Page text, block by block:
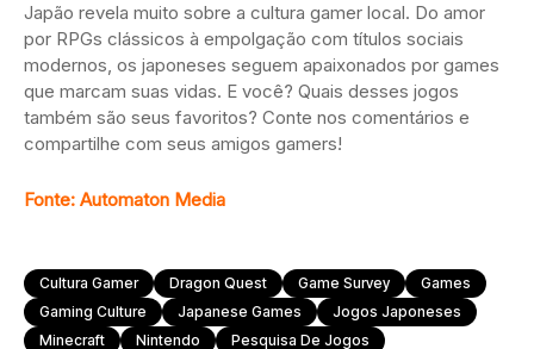
Japão revela muito sobre a cultura gamer local. Do amor
por RPGs clássicos à empolgação com títulos sociais
modernos, os japoneses seguem apaixonados por games
que marcam suas vidas. E você? Quais desses jogos
também são seus favoritos? Conte nos comentários e
compartilhe com seus amigos gamers!
Fonte: Automaton Media
Cultura Gamer Dragon Quest Game Survey
Games
Gaming Culture
Japanese Games
Jogos Japoneses
Minecraft
Nintendo Pesquisa De Jogos